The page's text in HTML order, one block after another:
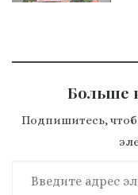
Больше
Подпишитесь,
Введите адрес